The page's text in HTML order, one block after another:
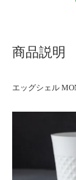
商品説明
エッグシェル